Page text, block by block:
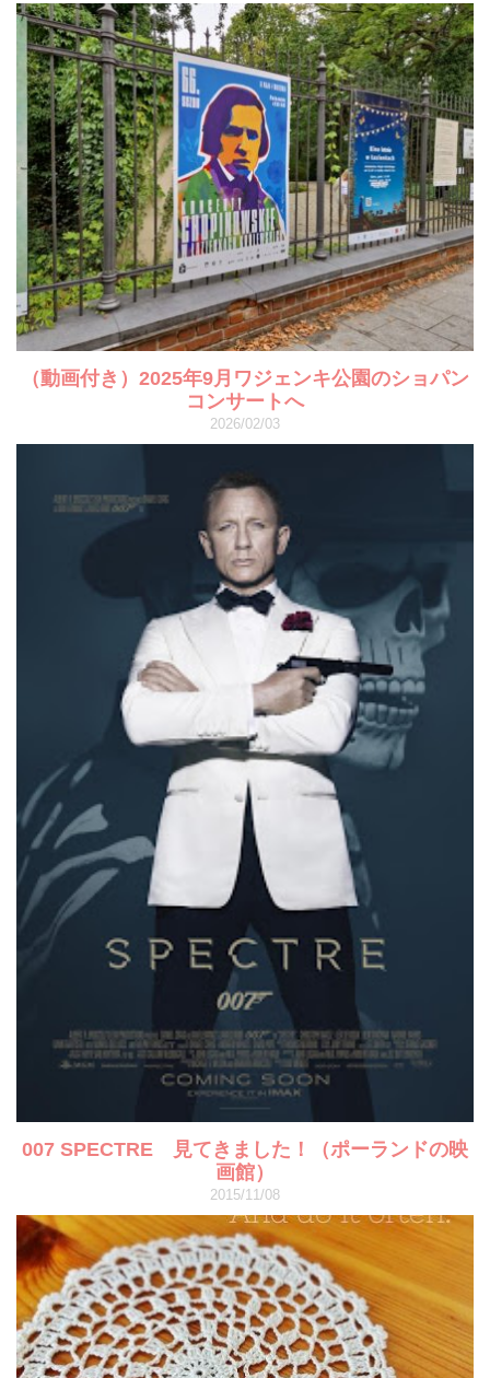
（動画付き）2025年9月ワジェンキ公園のショパン
コンサートへ
2026/02/03
007 SPECTRE 見てきました！（ポーランドの映
画館）
2015/11/08